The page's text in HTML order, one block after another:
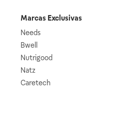
Marcas Exclusivas
Needs
Bwell
Nutrigood
Natz
Caretech